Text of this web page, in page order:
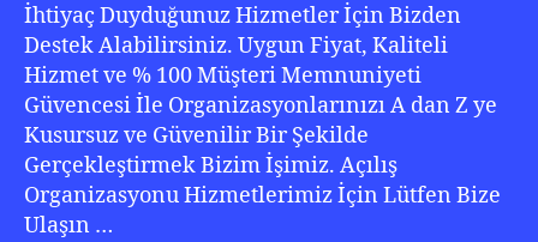
İhtiyaç Duyduğunuz Hizmetler İçin Bizden
Destek Alabilirsiniz. Uygun Fiyat, Kaliteli
Hizmet ve % 100 Müşteri Memnuniyeti
Güvencesi İle Organizasyonlarınızı A dan Z ye
Kusursuz ve Güvenilir Bir Şekilde
Gerçekleştirmek Bizim İşimiz. Açılış
Organizasyonu Hizmetlerimiz İçin Lütfen Bize
Ulaşın …